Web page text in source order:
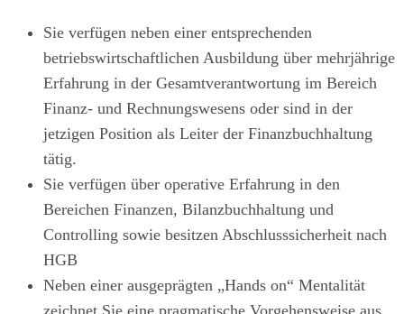
Sie verfügen neben einer entsprechenden
betriebswirtschaftlichen Ausbildung über mehrjährige
Erfahrung in der Gesamtverant­wortung im Bereich
Finanz- und Rechnungswesens oder sind in der
jetzigen Position als Leiter der Finanzbuchhaltung
tätig.
Sie verfügen über operative Erfahrung in den
Bereichen Finanzen, Bilanzbuchhaltung und
Controlling sowie besitzen Abschlusssicherheit nach
HGB
Neben einer ausgeprägten „Hands on“ Mentalität
zeichnet Sie eine pragmatische Vorgehensweise aus